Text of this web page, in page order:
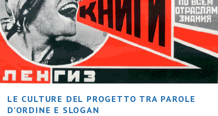
LE CULTURE DEL PROGETTO TRA PAROLE
D’ORDINE E SLOGAN